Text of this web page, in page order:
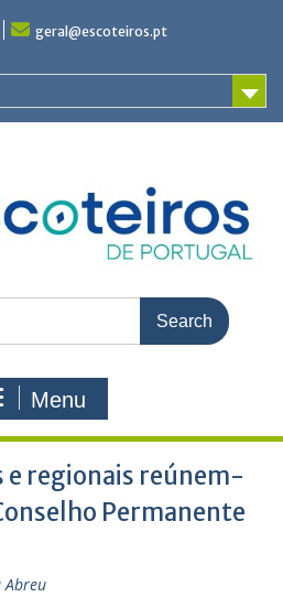
geral@escoteiros.pt
Menu
e regionais reúnem-
Permanente
Abreu